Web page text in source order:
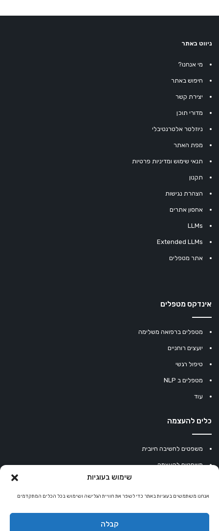
שימוש בעוגיות
אנחנו משתמשים בעוגיות באתר כדי לשפר את חוויית הגלישה ושימוש בכל הכלים המתקדמים
קבלה
ניווט באתר
מי אנחנו?
חיפוש באתר
יצירת קשר
מדורי תוכן
ניוזלטר אלטרנטיבלי
מפת האתר
תנאי שימוש ומדיניות פרטיות
תקנון
הצהרת נגישות
אחסון אתרים
LLMs
Extended LLMs
אתר מטפלים
אינדקס מטפלים
מטפלים ברפואה משלימה
יועצים רוחניים
טיפול רגשי
מטפלים ב NLP
עוד
כלים להעצמה
משפטים לחשיבה חיובית
משפטים להעצמה
מחשבון נומרולוגיה
קריסטלים למזלות